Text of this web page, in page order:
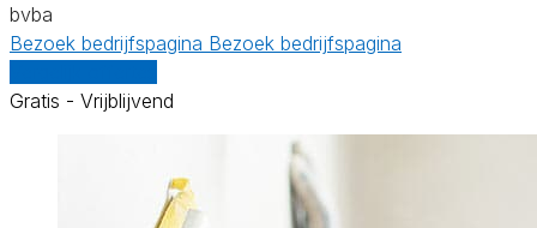
bvba
Bezoek bedrijfspagina Bezoek bedrijfspagina
Gratis - Vrijblijvend